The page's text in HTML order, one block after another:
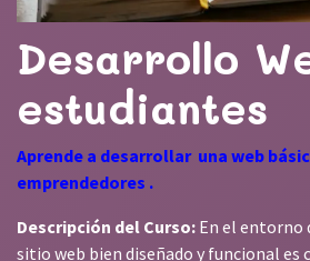
Desarrollo
estudiantes
Aprende a desarrollar una web
emprendedores .
Descripción del Curso: En el entorno
sitio web bien diseñado y funcional es